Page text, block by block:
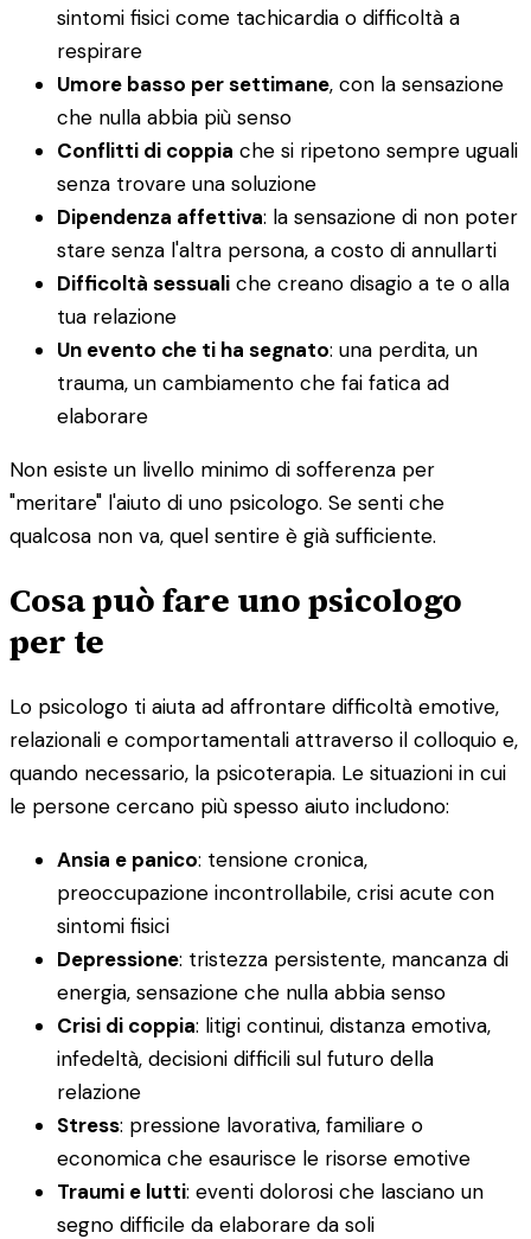
sintomi fisici come tachicardia o difficoltà a
respirare
Umore basso per settimane, con la sensazione
che nulla abbia più senso
Conflitti di coppia che si ripetono sempre uguali
senza trovare una soluzione
Dipendenza affettiva: la sensazione di non poter
stare senza l'altra persona, a costo di annullarti
Difficoltà sessuali che creano disagio a te o alla
tua relazione
Un evento che ti ha segnato: una perdita, un
trauma, un cambiamento che fai fatica ad
elaborare
Non esiste un livello minimo di sofferenza per
"meritare" l'aiuto di uno psicologo. Se senti che
qualcosa non va, quel sentire è già sufficiente.
Cosa può fare uno psicologo
per te
Lo psicologo ti aiuta ad affrontare difficoltà emotive,
relazionali e comportamentali attraverso il colloquio e,
quando necessario, la psicoterapia. Le situazioni in cui
le persone cercano più spesso aiuto includono:
Ansia e panico: tensione cronica,
preoccupazione incontrollabile, crisi acute con
sintomi fisici
Depressione: tristezza persistente, mancanza di
energia, sensazione che nulla abbia senso
Crisi di coppia: litigi continui, distanza emotiva,
infedeltà, decisioni difficili sul futuro della
relazione
Stress: pressione lavorativa, familiare o
economica che esaurisce le risorse emotive
Traumi e lutti: eventi dolorosi che lasciano un
segno difficile da elaborare da soli